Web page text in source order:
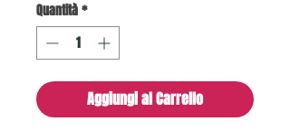
Quantità*
Aggiungi al Carrello